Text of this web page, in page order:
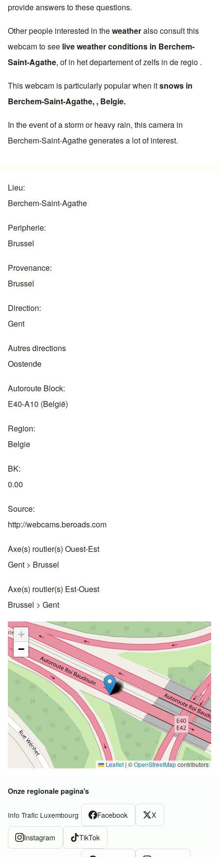
provide answers to these questions.
Other people interested in theweatheralso consult this
webcam to see live weather conditions in Berchem-
Saint-Agathe, of in het departement of zelfs in de regio .
This webcam is particularly popular when itsnows in
Berchem-Saint-Agathe, , Belgie.
In the event of a storm or heavy rain, this camera in
Berchem-Saint-Agathegenerates a lot of interest.
Lieu
Berchem-Saint-Agathe
Peripherie
Brussel
Provenance
Brussel
Direction
Gent
Autres directions
Oostende
Autoroute Block
E40-A10 (België)
Region
Belgie
BK
0.00
Source
http://webcams.beroads.com
Axe(s) routier(s) Ouest-Est
Gent > Brussel
Axe(s) routier(s) Est-Ouest
Brussel > Gent
+
−
Leaflet | ©OpenStreetMapcontributors
Onze regionale pagina's
Info Trafic Luxembourg Facebook X
Instagram TikTok